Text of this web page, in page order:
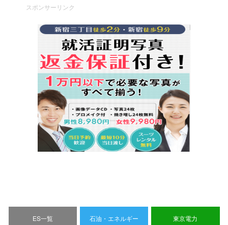
スポンサーリンク
ES一覧
石油・エネルギー
東京電力